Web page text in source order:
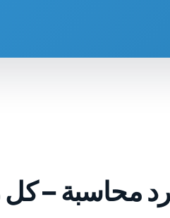
محاسبة – كل